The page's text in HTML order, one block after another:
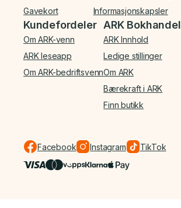
Gavekort
Informasjonskapsler
Kundefordeler
Om ARK-venn
ARK leseapp
Om ARK-bedriftsvenn
ARK Bokhandel
ARK Innhold
Ledige stillinger
Om ARK
Bærekraft i ARK
Finn butikk
Facebook Instagram TikTok